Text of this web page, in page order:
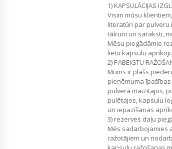
1) KAPSULĀCIJAS
Visim mūsu
literatūri par pulveru
tālruni un saraksti,
Mēsu piegādāmie
lietu kapsulu
2) PABEIGTU
Mums ir plašs
pieņēmuma
pulvera maizītajos,
pulētajos, kapsulu
un iepazīšanas
3) rezerves daļu
Mēs sadarbojamies
ražotājiem un